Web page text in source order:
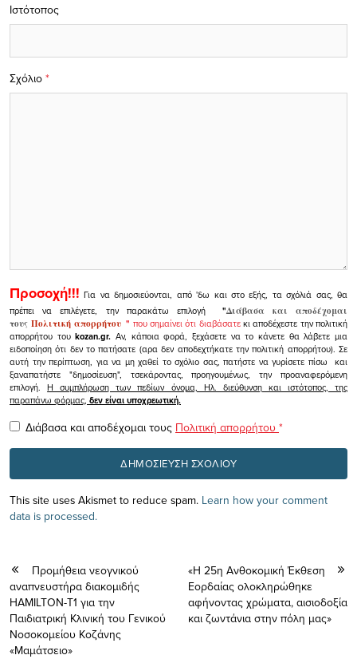
Σχόλιο *
Ιστότοπος
Προσοχή!!! Για να δημοσιεύονται, από 'δω και στο εξής, τα σχόλιά σας, θα
πρέπει να επιλέγετε, την παρακάτω επιλογή
"Διάβασα και αποδέχομαι
τουςΠολιτική απορρήτου" που σημαίνει ότι διαβάσατεκι αποδέχεστε την πολιτική
απορρήτου τουkozan.gr. Αν, κάποια φορά, ξεχάσετε να το κάνετε θα λάβετε μια
ειδοποίηση ότι δεν το πατήσατε (αρα δεν αποδεχτήκατε την πολιτική απορρήτου). Σε
αυτή την περίπτωση, για να μη χαθεί το σχόλιο σας, πατήστε να γυρίσετε πίσω και
ξαναπατήστε "δημοσίευση", τσεκάροντας, προηγουμένως, την προαναφερόμενη
επιλογή.Η συμπλήρωση των πεδίων όνομα, Ηλ. διεύθυνση και ιστότοπος, της
παραπάνω φόρμας, δεν είναι υποχρεωτική.
Διάβασα και αποδέχομαι τους Πολιτική απορρήτου *
This site uses Akismet to reduce spam. Learn how your comment
data is processed.
Προμήθεια νεογνικού
αναπνευστήρα διακομιδής
HAMILTON-T1 για την
Παιδιατρική Κλινική του Γενικού
Νοσοκομείου Κοζάνης
«Μαμάτσειο»
«Η 25η Ανθοκομική Έκθεση
Εορδαίας ολοκληρώθηκε
αφήνοντας χρώματα, αισιοδοξία
και ζωντάνια στην πόλη μας»